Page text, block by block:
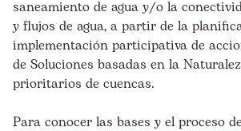
saneamiento de agua y/o la
y flujos de agua, a partir de la
implementación participativa de
de Soluciones basadas en la
prioritarios de cuencas.
Para conocer las bases y el proceso